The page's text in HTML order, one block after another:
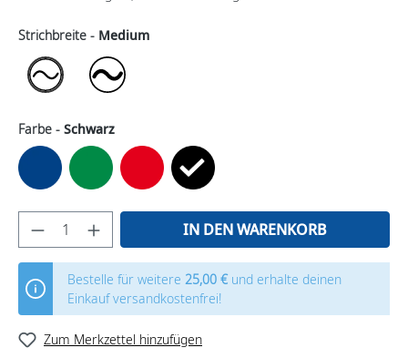
Strichbreite - Medium
Farbe - Schwarz
IN DEN WARENKORB
Bestelle für weitere 25,00 €und erhalte deinen
Einkauf versandkostenfrei!
Zum Merkzettel hinzufügen